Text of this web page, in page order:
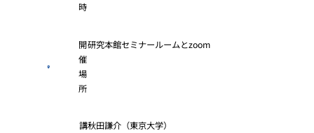
時
開
催
場
所
研究本館セミナールームとzoom
講秋田謙介（東京大学）